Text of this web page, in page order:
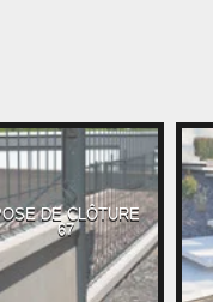
DE CLÔTURE
67